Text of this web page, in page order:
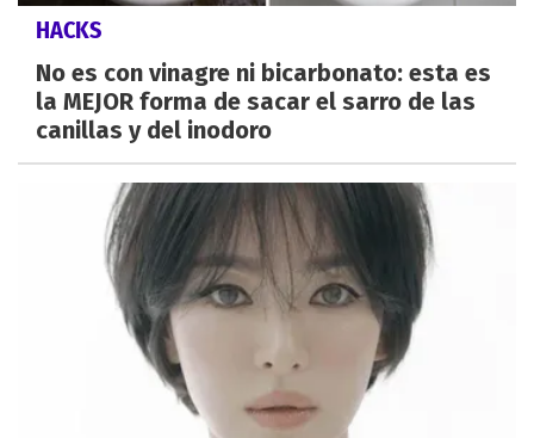
HACKS
No es con vinagre ni bicarbonato: esta es
la MEJOR forma de sacar el sarro de las
canillas y del inodoro